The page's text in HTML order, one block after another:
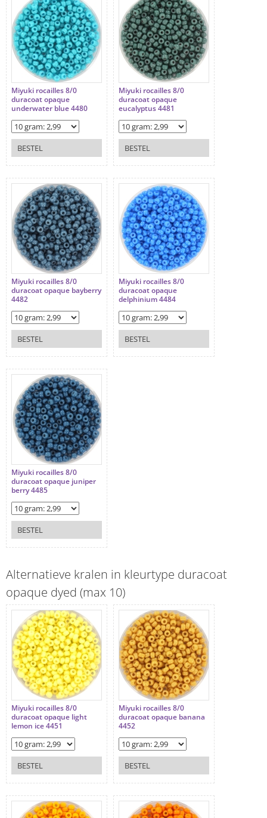
Miyuki rocailles 8/0
duracoat opaque
underwater blue 4480
BESTEL
Miyuki rocailles 8/0
duracoat opaque
eucalyptus 4481
BESTEL
Miyuki rocailles 8/0
duracoat opaque bayberry
4482
BESTEL
Miyuki rocailles 8/0
duracoat opaque
delphinium 4484
BESTEL
Miyuki rocailles 8/0
duracoat opaque juniper
berry 4485
BESTEL
Alternatieve kralen in kleurtype duracoat
opaque dyed (max 10)
Miyuki rocailles 8/0
duracoat opaque light
lemon ice 4451
BESTEL
Miyuki rocailles 8/0
duracoat opaque banana
4452
BESTEL